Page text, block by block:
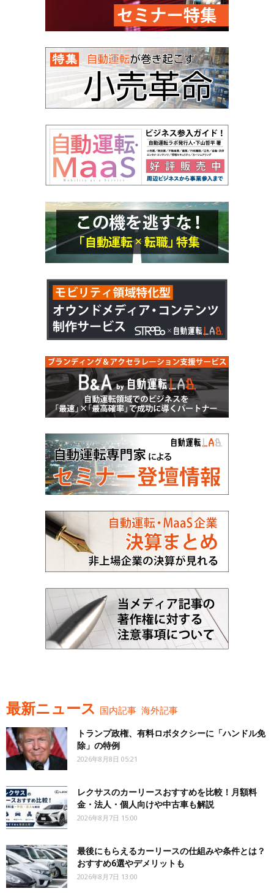
最新ニュース 国内記事 海外記事
トランプ政権、有料ロボタクシーに「ハンドル免
除」の特例
2026年8月8日 05:21
レクサスのカーリースおすすめを比較！月額料
金・法人・個人向けや中古車も解説
2026年8月7日 15:00
最後にもらえるカーリースの仕組みや条件とは？
おすすめ6選やデメリットも
2026年8月7日 13:00